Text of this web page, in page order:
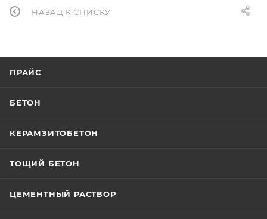
НАЗАД К СПИСКУ
ПРАЙС
БЕТОН
КЕРАМЗИТОБЕТОН
ТОЩИЙ БЕТОН
ЦЕМЕНТНЫЙ РАСТВОР